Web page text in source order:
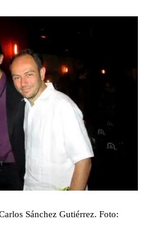
Sánchez Gutiérrez. Foto: